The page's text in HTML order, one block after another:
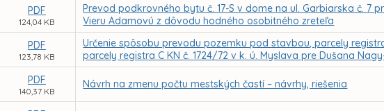
PDF
124,04 KB
Prevod podkrovného bytu č. 17-S v dome na ul. Garbiarska č. 7
Vieru Adamovú z dôvodu hodného osobitného zreteľa
PDF
123,78 KB
Určenie spôsobu prevodu pozemku pod stavbou, parcely
parcely registra C KN č. 1724/72 v k. ú. Myslava pre Dušana
PDF
140,37 KB
Návrh na zmenu počtu mestských častí – návrhy, riešenia